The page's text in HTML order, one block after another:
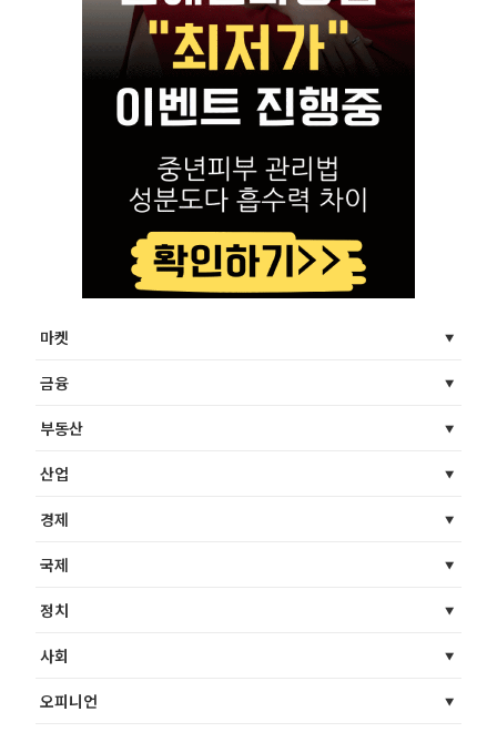
마켓
금융
부동산
산업
경제
국제
정치
사회
오피니언